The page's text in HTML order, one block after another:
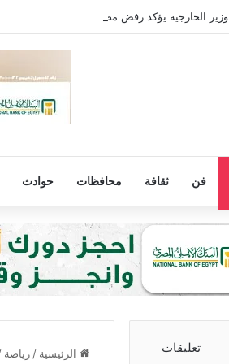
وزير الخارجية يؤكد رفض مصر لتهجير
فن ثقافة محافظات حوادث
الرئيسية / رياضة تعليقات